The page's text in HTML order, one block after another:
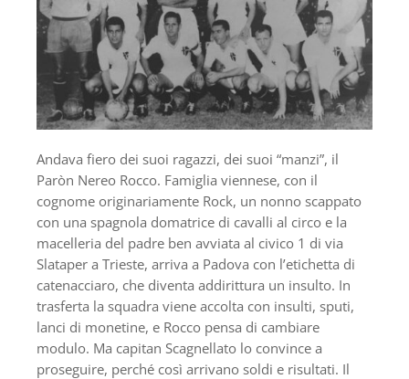
Andava fiero dei suoi ragazzi, dei suoi “manzi”, il
Paròn Nereo Rocco. Famiglia viennese, con il
cognome originariamente Rock, un nonno scappato
con una spagnola domatrice di cavalli al circo e la
macelleria del padre ben avviata al civico 1 di via
Slataper a Trieste, arriva a Padova con l’etichetta di
catenacciaro, che diventa addirittura un insulto. In
trasferta la squadra viene accolta con insulti, sputi,
lanci di monetine, e Rocco pensa di cambiare
modulo. Ma capitan Scagnellato lo convince a
proseguire, perché così arrivano soldi e risultati. Il